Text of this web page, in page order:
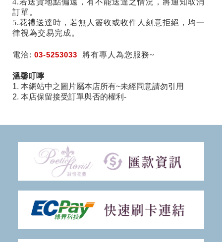
訂單。
5.花禮送達時，若無人簽收或收件人刻意拒絕，均一
律視為交易完成。
電洽:03-5253033 將有專人為您服務~
溫馨叮嚀
1. 本網站中之圖片屬本店所有~未經同意請勿引用
2. 本店保留接受訂單與否的權利-